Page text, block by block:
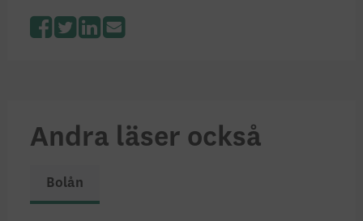
Andra läser också
Bolån